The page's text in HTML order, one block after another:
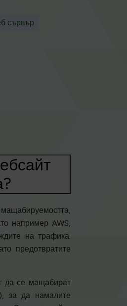
сървър
например AWS,
на трафика.
предотвратите
да се мащабират
за да намалите